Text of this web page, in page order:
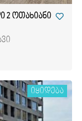
2 ოთახიანი
იყიდება